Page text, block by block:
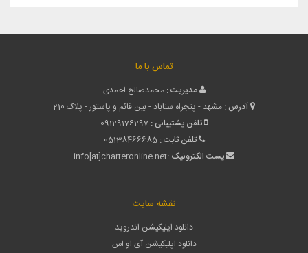
تماس با ما
مدیریت : محمدصالح احمدی
آدرس : مشهد - پنجراه سناباد - بین قائم و پاستور - پلاک 210
تلفن پشتیبانی : 09129176297
تلفن ثابت : 05138466685
پست الکترونیک :info[at]charteronline.net
نقشه سایت
دانلود اپلیکیشن اندروید
دانلود اپلیکیشن آی او اس